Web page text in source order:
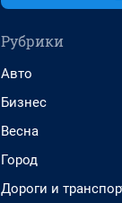
Рубрики
Авто
Бизнес
Весна
Город
Дороги и